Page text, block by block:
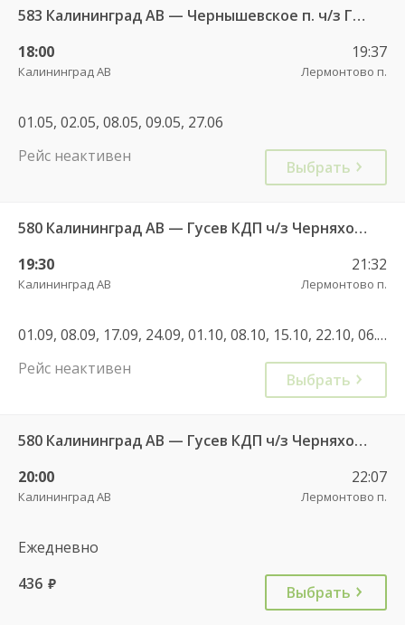
583 Калининград АВ — Чернышевское п. ч/з Гвардейск КДП, Черняховск АС
18:00
Калининград АВ
19:37
Лермонтово п.
01.05, 02.05, 08.05, 09.05, 27.06
Рейс неактивен
Выбрать
580 Калининград АВ — Гусев КДП ч/з Черняховск АС
19:30
Калининград АВ
21:32
Лермонтово п.
01.09, 08.09, 17.09, 24.09, 01.10, 08.10, 15.10, 22.10, 06.11, 02.01, 08.01, 22.02, 07.03, 13.03, 14.03, 21.07, 28.07, 18.08, 25.08, 01.09, 02.11, 04.11, 28.12, 29.12, 08.01, 21.09
Рейс неактивен
Выбрать
580 Калининград АВ — Гусев КДП ч/з Черняховск АС
20:00
Калининград АВ
22:07
Лермонтово п.
Ежедневно
436 руб. Выбрать